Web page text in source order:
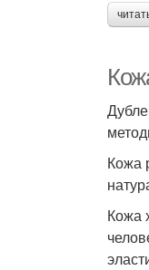
Кожа
Кожа